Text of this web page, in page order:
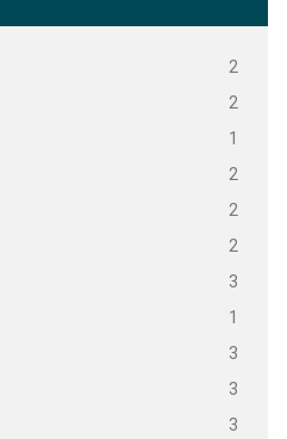
2
2
1
2
2
2
3
1
3
3
3